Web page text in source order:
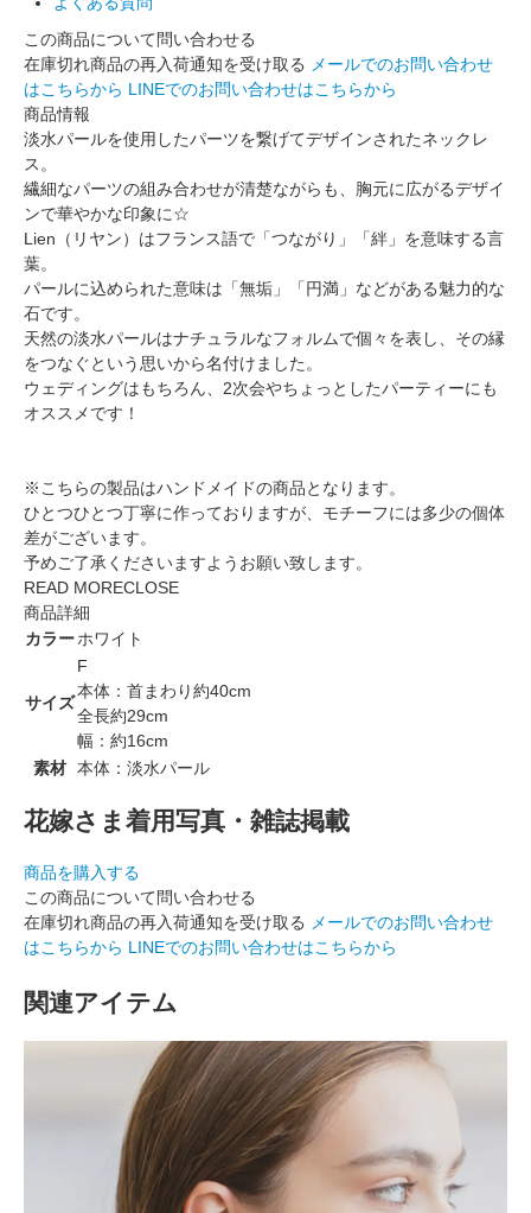
この商品について問い合わせる
在庫切れ商品の再入荷通知を受け取る
メールでのお問い合わせ
はこちらから LINEでのお問い合わせはこちらから
商品情報
淡水パールを使用したパーツを繋げてデザインされたネックレ
ス。
繊細なパーツの組み合わせが清楚ながらも、胸元に広がるデザイ
ンで華やかな印象に☆
Lien（リヤン）はフランス語で「つながり」「絆」を意味する言
葉。
パールに込められた意味は「無垢」「円満」などがある魅力的な
石です。
天然の淡水パールはナチュラルなフォルムで個々を表し、その縁
をつなぐという思いから名付けました。
ウェディングはもちろん、2次会やちょっとしたパーティーにも
オススメです！
※こちらの製品はハンドメイドの商品となります。
ひとつひとつ丁寧に作っておりますが、モチーフには多少の個体
差がございます。
予めご了承くださいますようお願い致します。
READ MORECLOSE
商品詳細
カラーホワイト
サイズ
F
本体：首まわり約40cm
全長約29cm
幅：約16cm
素材 本体：淡水パール
花嫁さま着用写真・雑誌掲載
商品を購入する
この商品について問い合わせる
在庫切れ商品の再入荷通知を受け取る
メールでのお問い合わせ
はこちらから LINEでのお問い合わせはこちらから
関連アイテム